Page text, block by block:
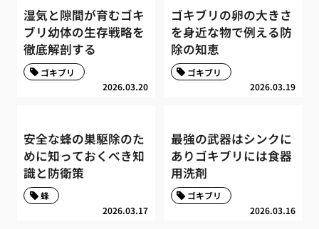
湿気と隙間が育むゴキ
ブリ幼体の生存戦略を
徹底解剖する
2026.03.20
ゴキブリ
ゴキブリの卵の大きさ
を身近な物で例える防
除の知恵
2026.03.19
ゴキブリ
安全な蜂の巣駆除のた
めに知っておくべき知
識と防衛策
2026.03.17
蜂
最強の武器はシンクに
ありゴキブリには食器
用洗剤
2026.03.16
ゴキブリ